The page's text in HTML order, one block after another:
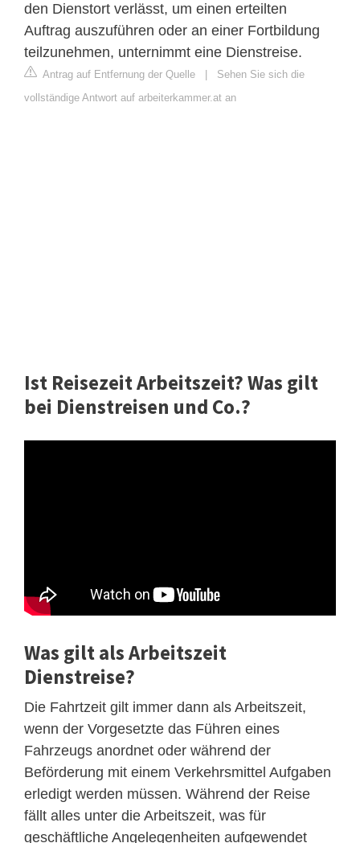
den Dienstort verlässt, um einen erteilten
Auftrag auszuführen oder an einer Fortbildung
teilzunehmen, unternimmt eine Dienstreise.
Antrag auf Entfernung der Quelle
Sehen Sie sich die
vollständige Antwort auf arbeiterkammer.at an
Ist Reisezeit Arbeitszeit? Was gilt
bei Dienstreisen und Co.?
Was gilt als Arbeitszeit
Dienstreise?
Die Fahrtzeit gilt immer dann als Arbeitszeit,
wenn der Vorgesetzte das Führen eines
Fahrzeugs anordnet oder während der
Beförderung mit einem Verkehrsmittel Aufgaben
erledigt werden müssen. Während der Reise
fällt alles unter die Arbeitszeit, was für
geschäftliche Angelegenheiten aufgewendet